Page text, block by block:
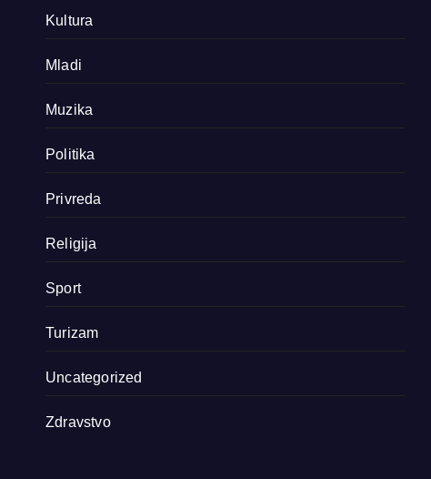
Kultura
Mladi
Muzika
Politika
Privreda
Religija
Sport
Turizam
Uncategorized
Zdravstvo